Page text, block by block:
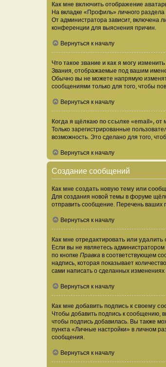
Как мне включить отображение
На вкладке «Профиль» личного
От администратора зависит, включена
конференции для выяснения причин.
Вернуться к началу
Что такое звание и как я могу изменить
Звания, отображаемые под вашим
Обычно вы не можете напрямую
сообщениями только для того, чтобы
Вернуться к началу
Когда я щёлкаю по ссылке «email», от
Только зарегистрированные
возможность. Это сделано для того,
Вернуться к началу
Создание сообщений
Как мне создать новую тему или
Для создания новой темы в форуме
отправить сообщение. Перечень ваших
Вернуться к началу
Как мне отредактировать или
Если вы не являетесь
по кнопке Правка в соответствующем
надпись, которая показывает
сами написать о сделанных
Вернуться к началу
Как мне добавить подпись к своему
Чтобы добавить подпись к сообщению,
чтобы подпись добавилась. Вы также
пункта «Личные настройки» в личном
сообщения.
Вернуться к началу